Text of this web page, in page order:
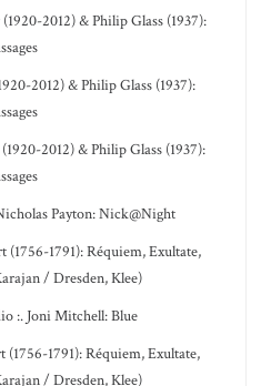
2012) & Philip Glass (1937):
2012) & Philip Glass (1937):
2012) & Philip Glass (1937):
Payton: Nick@Night
1791): Réquiem, Exultate,
/ Dresden, Klee)
:. Joni Mitchell: Blue
1791): Réquiem, Exultate,
/ Dresden, Klee)